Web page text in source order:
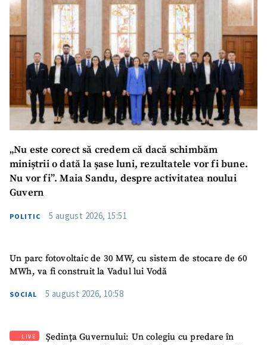
„Nu este corect să credem că dacă schimbăm
miniștrii o dată la șase luni, rezultatele vor fi bune.
Nu vor fi”. Maia Sandu, despre activitatea noului
Guvern
POLITIC 5 august 2026, 15:51
Un parc fotovoltaic de 30 MW, cu sistem de stocare de 60
MWh, va fi construit la Vadul lui Vodă
SOCIAL 5 august 2026, 10:58
LIVE
Ședința Guvernului: Un colegiu cu predare în
Link media+ Link media
Mesajul știrei
+ Mesajul știrei
CONTACT SURSĂ
Sursă anonimă
Nume+ Numele meu
Email+ Emailul meu
Am citit și sunt de
confidențialitate